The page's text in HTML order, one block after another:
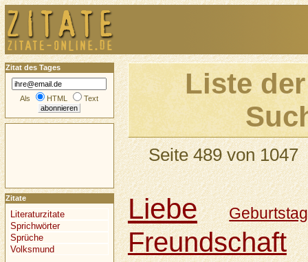
Liste
Seite 489 von 1047
Liebe Geburtstag
Freundschaft
Zitat des Tages
Als HTML Text
Zitate
Literaturzitate
Sprichwörter
Sprüche
Volksmund